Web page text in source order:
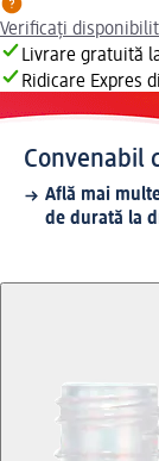
Verificați
Livrare gratuită
Ridicare Expres
Convenabil
Află mai
de durată la